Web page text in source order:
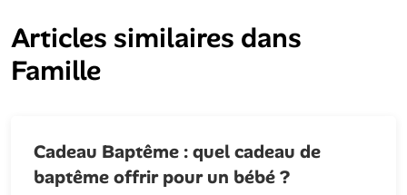
Articles similaires dans
Famille
Cadeau Baptême : quel cadeau de
baptême offrir pour un bébé ?